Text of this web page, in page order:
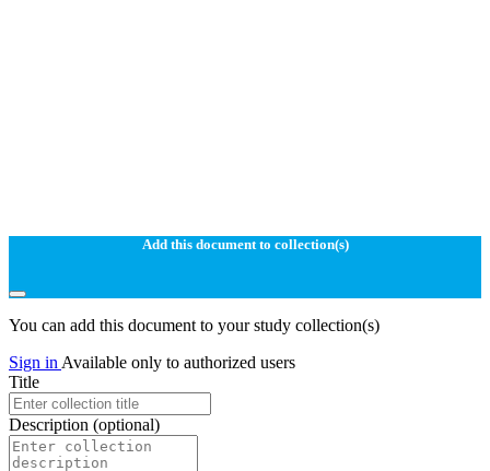
Add this document to collection(s)
You can add this document to your study collection(s)
Sign in Available only to authorized users
Title
Description (optional)